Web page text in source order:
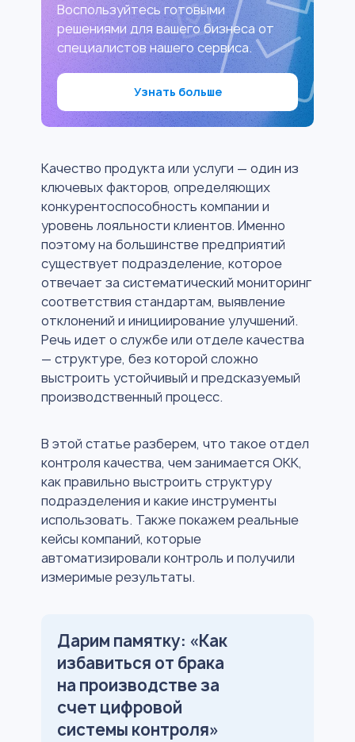
Воспользуйтесь готовыми
решениями для вашего бизнеса от
специалистов нашего сервиса.
Узнать больше
Качество продукта или услуги — один из
ключевых факторов, определяющих
конкурентоспособность компании и
уровень лояльности клиентов. Именно
поэтому на большинстве предприятий
существует подразделение, которое
отвечает за систематический мониторинг
соответствия стандартам, выявление
отклонений и инициирование улучшений.
Речь идет о службе или отделе качества
— структуре, без которой сложно
выстроить устойчивый и предсказуемый
производственный процесс.
В этой статье разберем, что такое отдел
контроля качества, чем занимается ОКК,
как правильно выстроить структуру
подразделения и какие инструменты
использовать. Также покажем реальные
кейсы компаний, которые
автоматизировали контроль и получили
измеримые результаты.
Дарим памятку: «Как
избавиться от брака
на производстве за
счет цифровой
системы контроля»